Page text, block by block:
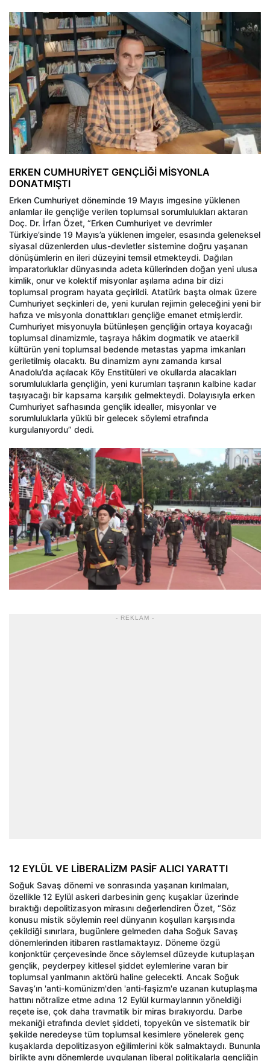
ERKEN CUMHURİYET GENÇLİĞİ MİSYONLA
DONATMIŞTI
Erken Cumhuriyet döneminde 19 Mayıs imgesine yüklenen
anlamlar ile gençliğe verilen toplumsal sorumlulukları aktaran
Doç. Dr. İrfan Özet, “Erken Cumhuriyet ve devrimler
Türkiye’sinde 19 Mayıs’a yüklenen imgeler, esasında geleneksel
siyasal düzenlerden ulus-devletler sistemine doğru yaşanan
dönüşümlerin en ileri düzeyini temsil etmekteydi. Dağılan
imparatorluklar dünyasında adeta küllerinden doğan yeni ulusa
kimlik, onur ve kolektif misyonlar aşılama adına bir dizi
toplumsal program hayata geçirildi. Atatürk başta olmak üzere
Cumhuriyet seçkinleri de, yeni kurulan rejimin geleceğini yeni bir
hafıza ve misyonla donattıkları gençliğe emanet etmişlerdir.
Cumhuriyet misyonuyla bütünleşen gençliğin ortaya koyacağı
toplumsal dinamizmle, taşraya hâkim dogmatik ve ataerkil
kültürün yeni toplumsal bedende metastas yapma imkanları
geriletilmiş olacaktı. Bu dinamizm aynı zamanda kırsal
Anadolu’da açılacak Köy Enstitüleri ve okullarda alacakları
sorumluluklarla gençliğin, yeni kurumları taşranın kalbine kadar
taşıyacağı bir kapsama karşılık gelmekteydi. Dolayısıyla erken
Cumhuriyet safhasında gençlik idealler, misyonlar ve
sorumluluklarla yüklü bir gelecek söylemi etrafında
kurgulanıyordu” dedi.
- REKLAM -
12 EYLÜL VE LİBERALİZM PASİF ALICI YARATTI
Soğuk Savaş dönemi ve sonrasında yaşanan kırılmaları,
özellikle 12 Eylül askeri darbesinin genç kuşaklar üzerinde
bıraktığı depolitizasyon mirasını değerlendiren Özet, “Söz
konusu mistik söylemin reel dünyanın koşulları karşısında
çekildiği sınırlara, bugünlere gelmeden daha Soğuk Savaş
dönemlerinden itibaren rastlamaktayız. Döneme özgü
konjonktür çerçevesinde önce söylemsel düzeyde kutuplaşan
gençlik, peyderpey kitlesel şiddet eylemlerine varan bir
toplumsal yarılmanın aktörü haline gelecekti. Ancak Soğuk
Savaş’ın 'anti-komünizm'den 'anti-faşizm'e uzanan kutuplaşma
hattını nötralize etme adına 12 Eylül kurmaylarının yöneldiği
reçete ise, çok daha travmatik bir miras bırakıyordu. Darbe
mekaniği etrafında devlet şiddeti, topyekûn ve sistematik bir
şekilde neredeyse tüm toplumsal kesimlere yönelerek genç
kuşaklarda depolitizasyon eğilimlerini kök salmaktaydı. Bununla
birlikte aynı dönemlerde uygulanan liberal politikalarla gençliğin